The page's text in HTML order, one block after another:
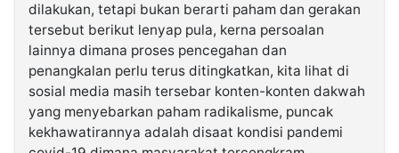
dilakukan, tetapi bukan berarti paham dan gerakan
tersebut berikut lenyap pula, kerna persoalan
lainnya dimana proses pencegahan dan
penangkalan perlu terus ditingkatkan, kita lihat di
sosial media masih tersebar konten-konten dakwah
yang menyebarkan paham radikalisme, puncak
kekhawatirannya adalah disaat kondisi pandemi